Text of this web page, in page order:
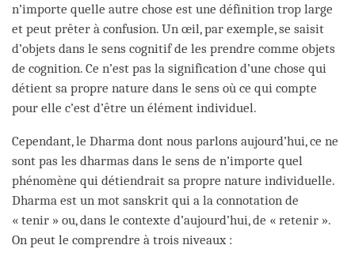
n’importe quelle autre chose est une définition trop large
et peut prêter à confusion. Un œil, par exemple, se saisit
d’objets dans le sens cognitif de les prendre comme objets
de cognition. Ce n’est pas la signification d’une chose qui
détient sa propre nature dans le sens où ce qui compte
pour elle c’est d’être un élément individuel.
Cependant, le Dharma dont nous parlons aujourd’hui, ce ne
sont pas les dharmas dans le sens de n’importe quel
phénomène qui détiendrait sa propre nature individuelle.
Dharma est un mot sanskrit qui a la connotation de
« tenir » ou, dans le contexte d’aujourd’hui, de « retenir ».
On peut le comprendre à trois niveaux :